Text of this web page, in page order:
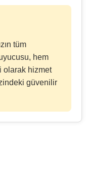
tüm
hem
olarak hizmet
güvenilir